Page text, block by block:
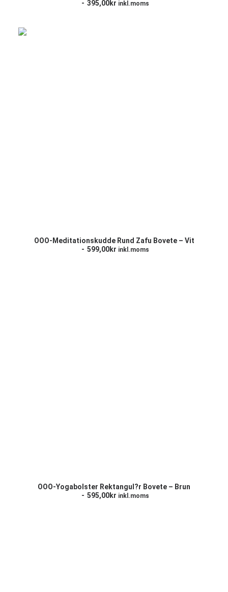
395,00kr inkl.moms
LÄGG TILL I VARUKORG
OOO-Meditationskudde Rund Zafu Bovete – Vit
599,00kr inkl.moms
LÄGG TILL I VARUKORG
OOO-Yogabolster Rektangul?r Bovete – Brun
595,00kr inkl.moms